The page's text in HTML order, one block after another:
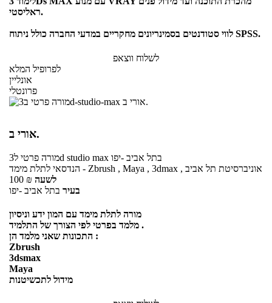
ראליסטי.
לווי סטודנטים בסמינריונים מחקריים במדעי החברה כולל ניתוח SPSS.
לשלוח ווצאפ
לפרופיל המלא
אונליין
פרונטלי
אורי ב.
מורה פרטיל3d studio max בתל אביב -יפו
הנדסאי לתלת מימד - Zbrush , Maya , 3dmax , אוניברסיטת תל אביב
100 ₪ לשעה
בעיר בתל אביב -יפו
מורה לתלת מימד עם המון ידע וניסיון
מלמד בפרטי לפי הצורך של התלמיד .
התכונות שאני מלמד הן :
Zbrush
3dsmax
Maya
מידול לתכשיטנות